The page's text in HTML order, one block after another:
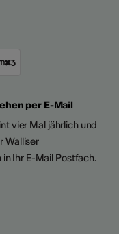
per E-Mail
vier Mal jährlich und
Walliser
Ihr E-Mail Postfach.